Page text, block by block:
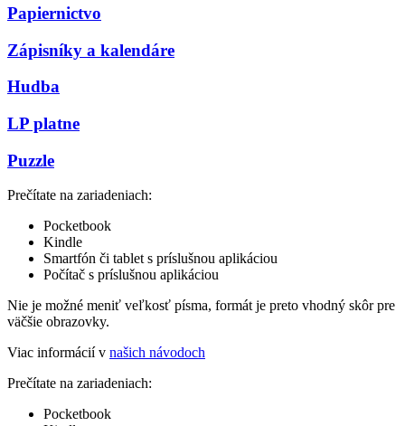
Papiernictvo
Zápisníky a kalendáre
Hudba
LP platne
Puzzle
Prečítate na zariadeniach:
Pocketbook
Kindle
Smartfón či tablet s príslušnou aplikáciou
Počítač s príslušnou aplikáciou
Nie je možné meniť veľkosť písma, formát je preto vhodný skôr pre
väčšie obrazovky.
Viac informácií v našich návodoch
Prečítate na zariadeniach:
Pocketbook